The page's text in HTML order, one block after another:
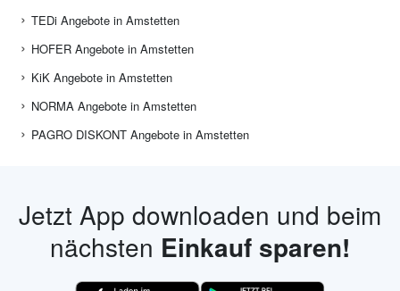
TEDi Angebote in Amstetten
HOFER Angebote in Amstetten
KiK Angebote in Amstetten
NORMA Angebote in Amstetten
PAGRO DISKONT Angebote in Amstetten
Jetzt App downloaden und beim
nächsten Einkauf sparen!